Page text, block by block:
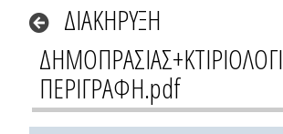
ΔΙΑΚΗΡΥΞΗ
ΠΕΡΙΓΡΑΦΗ.pdf